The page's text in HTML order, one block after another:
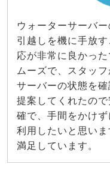
ウォーターサーバ
引越しを機に手放
応が非常に良かっ
ムーズで、スタッ
サーバーの状態を
提案してくれたの
確で、手間をかけ
利用したいと思いま
満足しています。